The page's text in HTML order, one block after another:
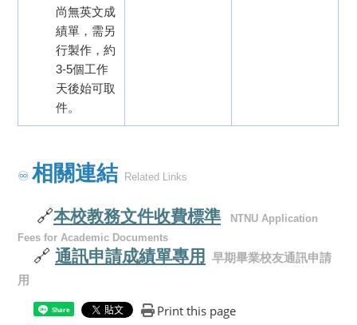
尚無英文成
績單，需另
行製作，約
3-5個工作
天後始可取
件。
♾️ 相關連結 Related Links
🔗本校教務文件收費標準
NTNU Application
Fees for Academic Documents
🔗 通訊申請成績單專用
早期畢業校友通訊申請
用
Share Print this page